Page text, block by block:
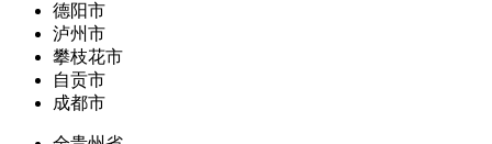
德阳市
泸州市
攀枝花市
自贡市
成都市